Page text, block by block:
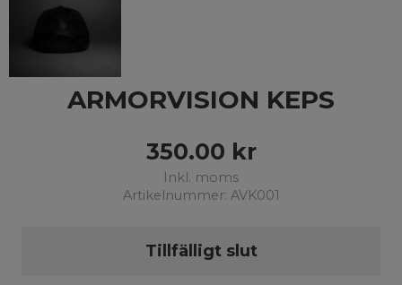
ARMORVISION KEPS
350.00 kr
Inkl. moms
Artikelnummer: AVK001
Tillfälligt slut